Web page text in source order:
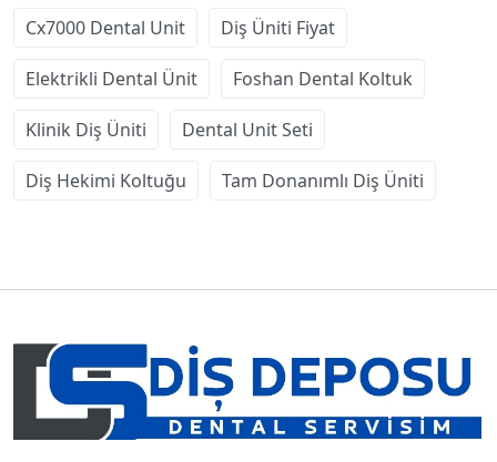
Cx7000 Dental Unit Diş Üniti Fiyat
Elektrikli Dental Ünit Foshan Dental Koltuk
Klinik Diş Üniti Dental Unit Seti
Diş Hekimi Koltuğu Tam Donanımlı Diş Üniti